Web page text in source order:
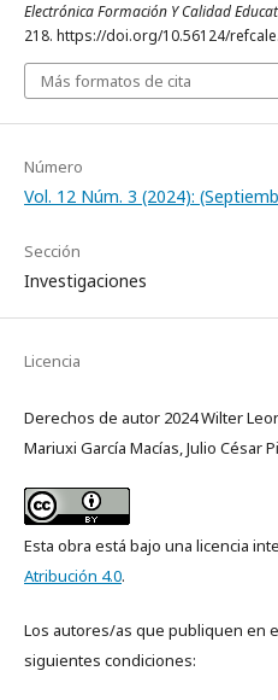
Electrónica Formación Y Calidad
218. https://doi.org/10.56124/
Más formatos de cita
Número
Vol. 12 Núm. 3 (2024):
Sección
Investigaciones
Licencia
Derechos de autor 2024 Wilter
Mariuxi García Macías, Julio César
Esta obra está bajo una licencia
Atribución 4.0.
Los autores/as que publiquen en
siguientes condiciones: